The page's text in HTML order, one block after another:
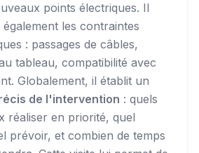
points électriques. Il
les contraintes
: passages de câbles,
tableau, compatibilité avec
Globalement, il établit un
de l'intervention : quels
réaliser en priorité, quel
prévoir, et combien de temps